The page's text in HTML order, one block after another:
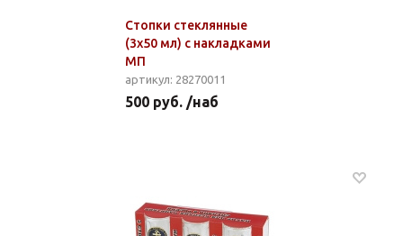
Стопки стеклянные
(3x50 мл) с накладками
МП
артикул: 28270011
500 руб. /наб